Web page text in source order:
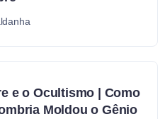
e o Ocultismo | Como
Moldou o Gênio